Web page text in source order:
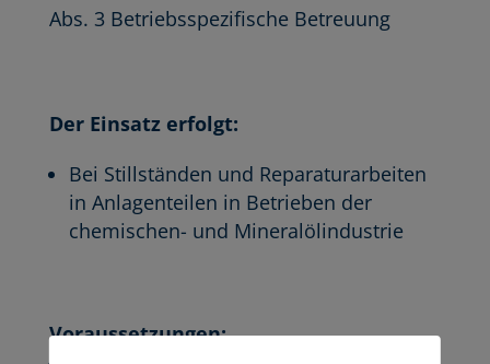
Abs. 3 Betriebsspezifische Betreuung
Der Einsatz erfolgt:
Bei Stillständen und Reparaturarbeiten
in Anlagenteilen in Betrieben der
chemischen- und Mineralölindustrie
Voraussetzungen: